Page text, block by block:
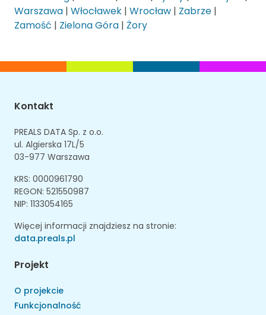
Warszawa | Włocławek | Wrocław | Zabrze |
Zamość | Zielona Góra | Żory
Kontakt
PREALS DATA Sp. z o.o.
ul. Algierska 17L/5
03-977 Warszawa
KRS: 0000961790
REGON: 521550987
NIP: 1133054165
Więcej informacji znajdziesz na stronie:
data.preals.pl
Projekt
O projekcie
Funkcjonalność